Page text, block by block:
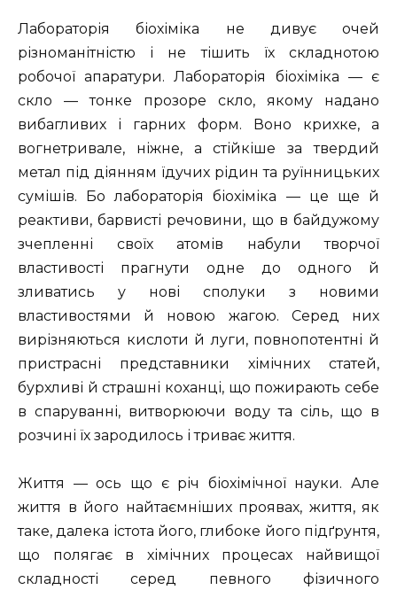
Лабораторія біохіміка не дивує очей
різноманітністю і не тішить їх складнотою
робочої апаратури. Лабораторія біохіміка — є
скло — тонке прозоре скло, якому надано
вибагливих і гарних форм. Воно крихке, а
вогнетривале, ніжне, а стійкіше за твердий
метал під діянням їдучих рідин та руїнницьких
сумішів. Бо лабораторія біохіміка — це ще й
реактиви, барвисті речовини, що в байдужому
зчепленні своїх атомів набули творчої
властивості прагнути одне до одного й
зливатись у нові сполуки з новими
властивостями й новою жагою. Серед них
вирізняються кислоти й луги, повнопотентні й
пристрасні представники хімічних статей,
бурхливі й страшні коханці, що пожирають себе
в спаруванні, витворюючи воду та сіль, що в
розчині їх зародилось і триває життя.
Життя — ось що є річ біохімічної науки. Але
життя в його найтаємніших проявах, життя, як
таке, далека істота його, глибоке його підґрунтя,
що полягає в хімічних процесах найвищої
складності серед певного фізичного